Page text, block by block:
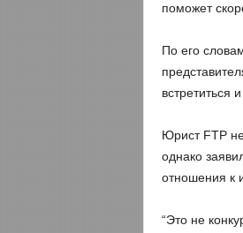
поможет
По его
встретиться
Юрист FTP
однако
отношения к
“Это не